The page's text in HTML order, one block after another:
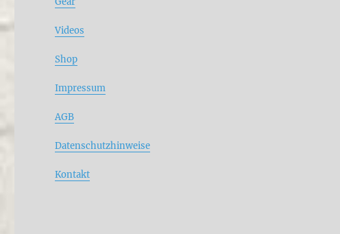
Videos
Shop
Impressum
AGB
Datenschutzhinweise
Kontakt